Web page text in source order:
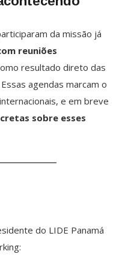
da missão já
reuniões
resultado direto das
agendas marcam o
e em breve
sobre esses
do LIDE Panamá